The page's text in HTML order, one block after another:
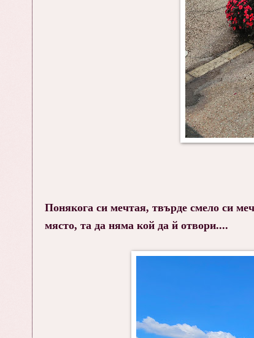
Понякога си мечтая, твърде смело си
място, та да няма кой да й отвори....